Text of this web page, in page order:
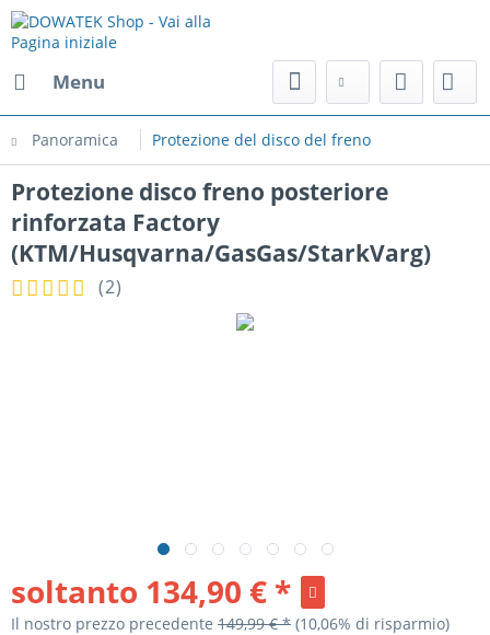
Menu
Panoramica Protezione del disco del freno
Protezione disco freno posteriore
rinforzata Factory
(KTM/Husqvarna/GasGas/StarkVarg)
(2)
soltanto 134,90 € *
Il nostro prezzo precedente 149,99 € * (10,06% di risparmio)